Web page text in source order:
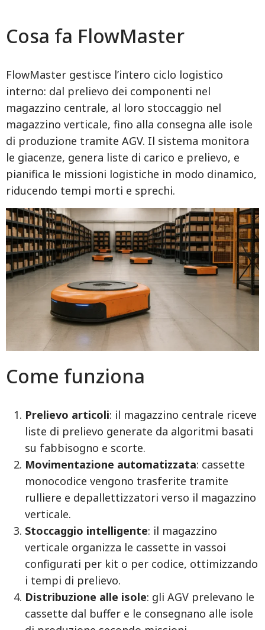
Cosa fa FlowMaster
FlowMaster gestisce l’intero ciclo logistico
interno: dal prelievo dei componenti nel
magazzino centrale, al loro stoccaggio nel
magazzino verticale, fino alla consegna alle isole
di produzione tramite AGV. Il sistema monitora
le giacenze, genera liste di carico e prelievo, e
pianifica le missioni logistiche in modo dinamico,
riducendo tempi morti e sprechi.
Come funziona
Prelievo articoli: il magazzino centrale riceve
liste di prelievo generate da algoritmi basati
su fabbisogno e scorte.
Movimentazione automatizzata: cassette
monocodice vengono trasferite tramite
rulliere e depallettizzatori verso il magazzino
verticale.
Stoccaggio intelligente: il magazzino
verticale organizza le cassette in vassoi
configurati per kit o per codice, ottimizzando
i tempi di prelievo.
Distribuzione alle isole: gli AGV prelevano le
cassette dal buffer e le consegnano alle isole